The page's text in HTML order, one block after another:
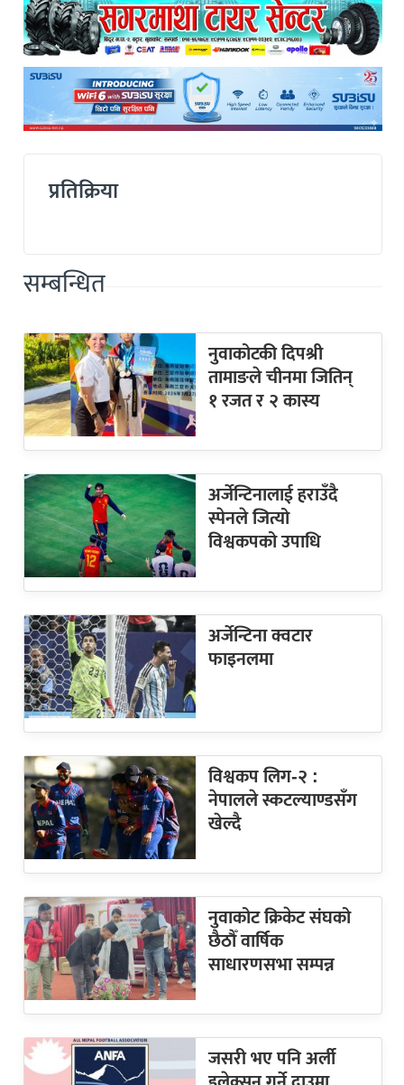
प्रतिक्रिया
सम्बन्धित
नुवाकोटकी दिपश्री
तामाङले चीनमा जितिन्
१ रजत र २ कास्य
अर्जेन्टिनालाई हराउँदै
स्पेनले जित्यो
विश्वकपको उपाधि
अर्जेन्टिना क्वटार
फाइनलमा
विश्वकप लिग-२ :
नेपालले स्कटल्याण्डसँग
खेल्दै
नुवाकोट क्रिकेट संघको
छैठौँ वार्षिक
साधारणसभा सम्पन्न
जसरी भए पनि अर्ली